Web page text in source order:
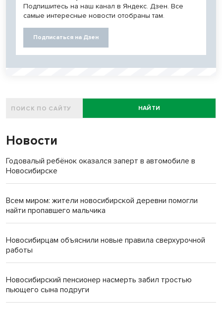
Подпишитесь на наш канал в Яндекс. Дзен. Все
самые интересные новости отобраны там.
Подписаться на Дзен
НАЙТИ
Новости
Годовалый ребёнок оказался заперт в автомобиле в
Новосибирске
Всем миром: жители новосибирской деревни помогли
найти пропавшего мальчика
Новосибирцам объяснили новые правила сверхурочной
работы
Новосибирский пенсионер насмерть забил тростью
пьющего сына подруги